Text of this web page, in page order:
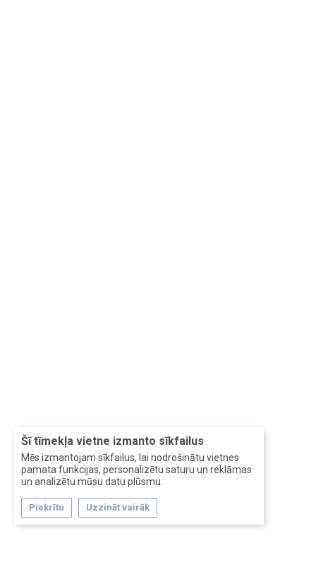
Šī tīmekļa vietne izmanto sīkfailus
Mēs izmantojam sīkfailus, lai nodrošinātu vietnes
pamata funkcijas, personalizētu saturu un reklāmas
un analizētu mūsu datu plūsmu.
Piekrītu Uzzināt vairāk